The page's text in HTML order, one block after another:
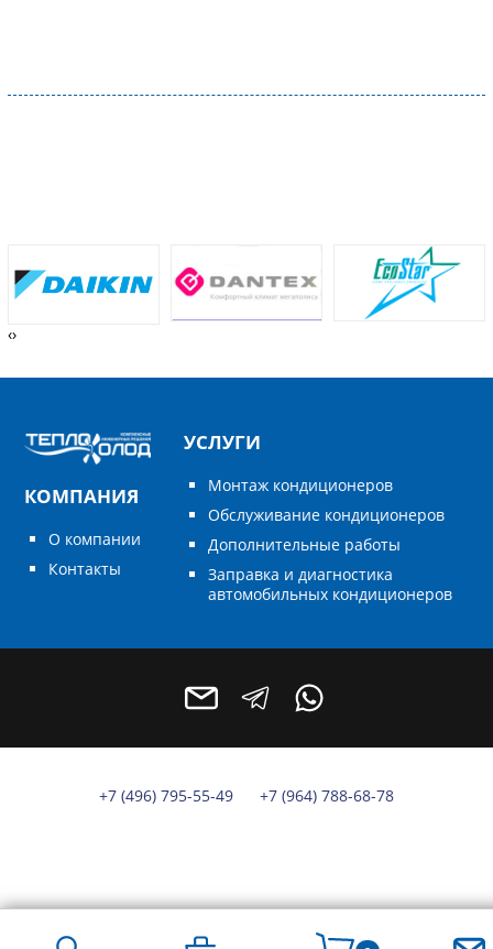
‹›
КОМПАНИЯ
О компании
Контакты
УСЛУГИ
Монтаж кондиционеров
Обслуживание кондиционеров
Дополнительные работы
Заправка и диагностика
автомобильных кондиционеров
+7 (496) 795-55-49 +7 (964) 788-68-78